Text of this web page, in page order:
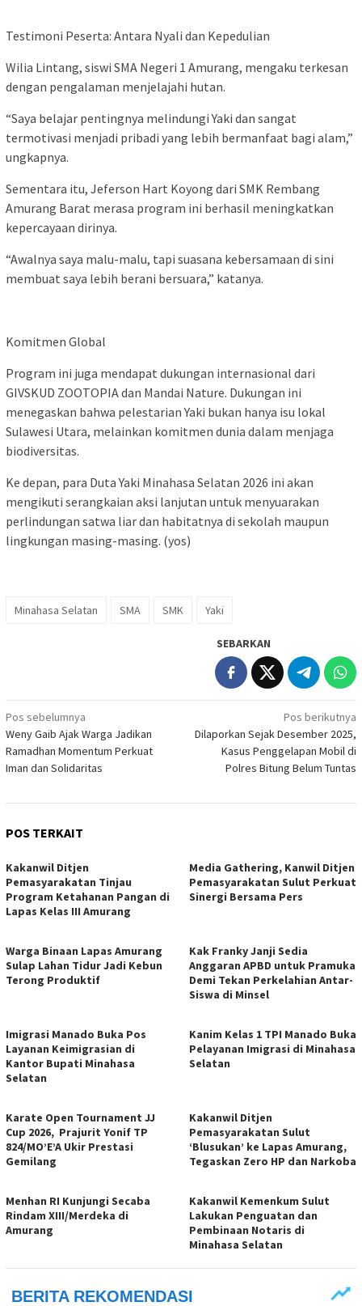
Testimoni Peserta: Antara Nyali dan Kepedulian
Wilia Lintang, siswi SMA Negeri 1 Amurang, mengaku terkesan
dengan pengalaman menjelajahi hutan.
“Saya belajar pentingnya melindungi Yaki dan sangat
termotivasi menjadi pribadi yang lebih bermanfaat bagi alam,”
ungkapnya.
Sementara itu, Jeferson Hart Koyong dari SMK Rembang
Amurang Barat merasa program ini berhasil meningkatkan
kepercayaan dirinya.
“Awalnya saya malu-malu, tapi suasana kebersamaan di sini
membuat saya lebih berani bersuara,” katanya.
Komitmen Global
Program ini juga mendapat dukungan internasional dari
GIVSKUD ZOOTOPIA dan Mandai Nature. Dukungan ini
menegaskan bahwa pelestarian Yaki bukan hanya isu lokal
Sulawesi Utara, melainkan komitmen dunia dalam menjaga
biodiversitas.
Ke depan, para Duta Yaki Minahasa Selatan 2026 ini akan
mengikuti serangkaian aksi lanjutan untuk menyuarakan
perlindungan satwa liar dan habitatnya di sekolah maupun
lingkungan masing-masing. (yos)
Minahasa Selatan SMA SMK Yaki
SEBARKAN
Navigasi
pos
Pos sebelumnya
Weny Gaib Ajak Warga Jadikan
Ramadhan Momentum Perkuat
Iman dan Solidaritas
Pos berikutnya
Dilaporkan Sejak Desember 2025,
Kasus Penggelapan Mobil di
Polres Bitung Belum Tuntas
POS TERKAIT
Kakanwil Ditjen
Pemasyarakatan Tinjau
Program Ketahanan Pangan di
Lapas Kelas III Amurang
Media Gathering, Kanwil Ditjen
Pemasyarakatan Sulut Perkuat
Sinergi Bersama Pers
Warga Binaan Lapas Amurang
Sulap Lahan Tidur Jadi Kebun
Terong Produktif
Kak Franky Janji Sedia
Anggaran APBD untuk Pramuka
Demi Tekan Perkelahian Antar-
Siswa di Minsel
Imigrasi Manado Buka Pos
Layanan Keimigrasian di
Kantor Bupati Minahasa
Selatan
Kanim Kelas 1 TPI Manado Buka
Pelayanan Imigrasi di Minahasa
Selatan
Karate Open Tournament JJ
Cup 2026, Prajurit Yonif TP
824/MO’E’A Ukir Prestasi
Gemilang
Kakanwil Ditjen
Pemasyarakatan Sulut
‘Blusukan’ ke Lapas Amurang,
Tegaskan Zero HP dan Narkoba
Menhan RI Kunjungi Secaba
Rindam XIII/Merdeka di
Amurang
Kakanwil Kemenkum Sulut
Lakukan Penguatan dan
Pembinaan Notaris di
Minahasa Selatan